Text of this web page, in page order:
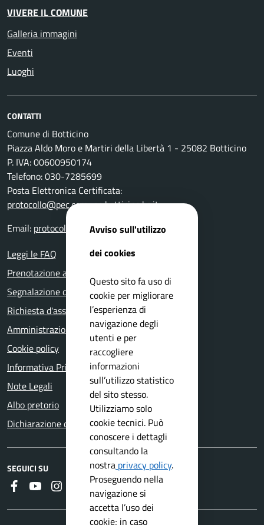
VIVERE IL COMUNE
Galleria immagini
Eventi
Luoghi
CONTATTI
Comune di Botticino
Piazza Aldo Moro e Martiri della Libertà 1 - 25082 Botticino
P. IVA: 00600950174
Telefono: 030-7285699
Posta Elettronica Certificata:
protocollo@pec.comune.botticino.bs.it
Email: protocollo@comune.botticino.bs.it
Leggi le FAQ
Prenotazione appuntamento
Segnalazione disservizio
Richiesta d'assistenza
Amministrazione trasparente
Cookie policy
Informativa Privacy
Note Legali
Albo pretorio
Dichiarazione di accessibilità
SEGUICI SU
Faceboook
YoutubeInstagram
RSS
Avviso sull'utilizzo
dei cookies
Questo sito fa uso di
cookie per migliorare
l’esperienza di
navigazione degli
utenti e per
raccogliere
informazioni
sull’utilizzo statistico
del sito stesso.
Utilizziamo solo
cookie tecnici. Può
conoscere i dettagli
consultando la
nostra privacy policy.
Proseguendo nella
navigazione si
accetta l’uso dei
cookie; in caso